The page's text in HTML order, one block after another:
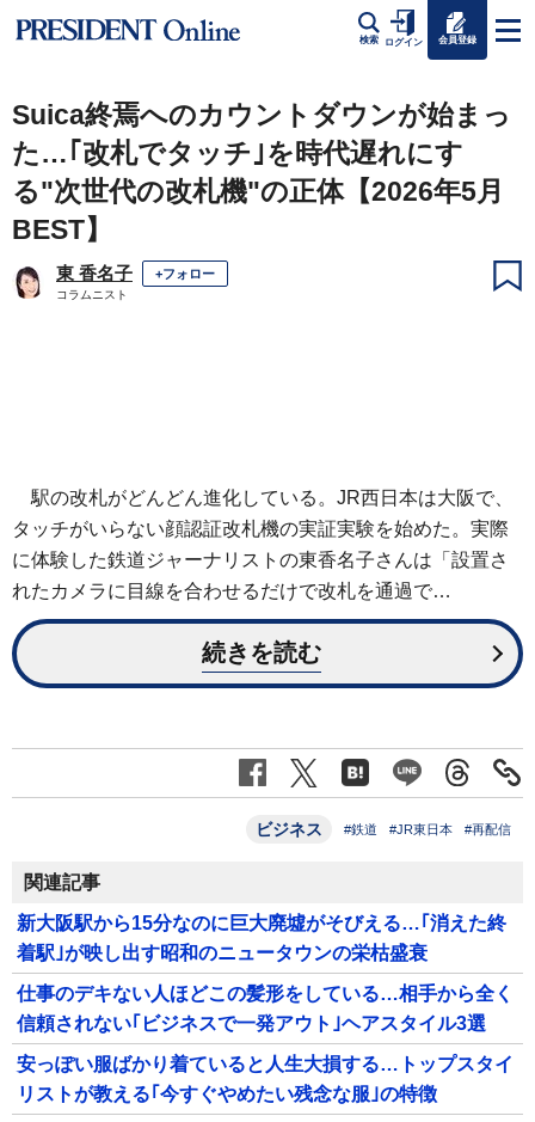
検索 ログイン 会員登録
Suica終焉へのカウントダウンが始まっ
た…｢改札でタッチ｣を時代遅れにす
る"次世代の改札機"の正体【2026年5月
BEST】
東 香名子 +フォロー
コラムニスト
駅の改札がどんどん進化している。JR西日本は大阪で、
タッチがいらない顔認証改札機の実証実験を始めた。実際
に体験した鉄道ジャーナリストの東香名子さんは「設置さ
れたカメラに目線を合わせるだけで改札を通過で…
続きを読む
ビジネス #鉄道 #JR東日本 #再配信
関連記事
新大阪駅から15分なのに巨大廃墟がそびえる…｢消えた終
着駅｣が映し出す昭和のニュータウンの栄枯盛衰
仕事のデキない人ほどこの髪形をしている…相手から全く
信頼されない｢ビジネスで一発アウト｣ヘアスタイル3選
安っぽい服ばかり着ていると人生大損する…トップスタイ
リストが教える｢今すぐやめたい残念な服｣の特徴